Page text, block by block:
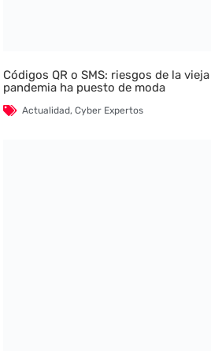
Códigos QR o SMS: riesgos de la
pandemia ha puesto de moda
Actualidad,Cyber Expertos